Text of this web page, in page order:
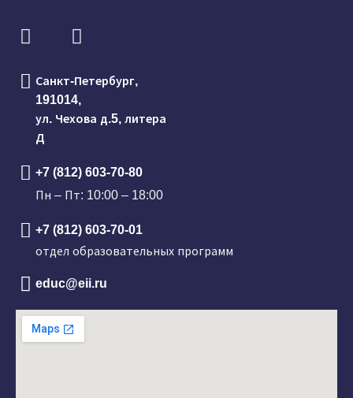
Санкт-Петербург,
191014,
ул. Чехова д.5, литера
Д
+7 (812) 603-70-80
Пн – Пт: 10:00 – 18:00
+7 (812) 603-70-01
отдел образовательных программ
educ@eii.ru